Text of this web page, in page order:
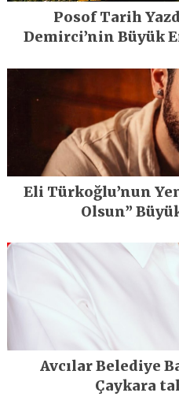
Posof Tarih
Demirci’nin Büyük
Eli Türkoğlu’nun
Olsun”
Avcılar Belediye
Çaykara